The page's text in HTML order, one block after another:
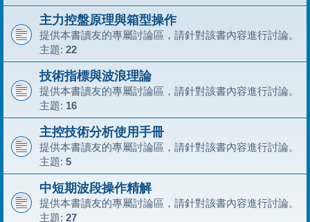
主力控盤原理與箱型操作
提供本書讀友的專屬討論區，請針對該書內容進行討論。
主題: 22
技術指標與波浪理論
提供本書讀友的專屬討論區，請針對該書內容進行討論。
主題: 16
主控技術分析使用手冊
提供本書讀友的專屬討論區，請針對該書內容進行討論。
主題: 5
中短期波段操作精解
提供本書讀友的專屬討論區，請針對該書內容進行討論。
主題: 27